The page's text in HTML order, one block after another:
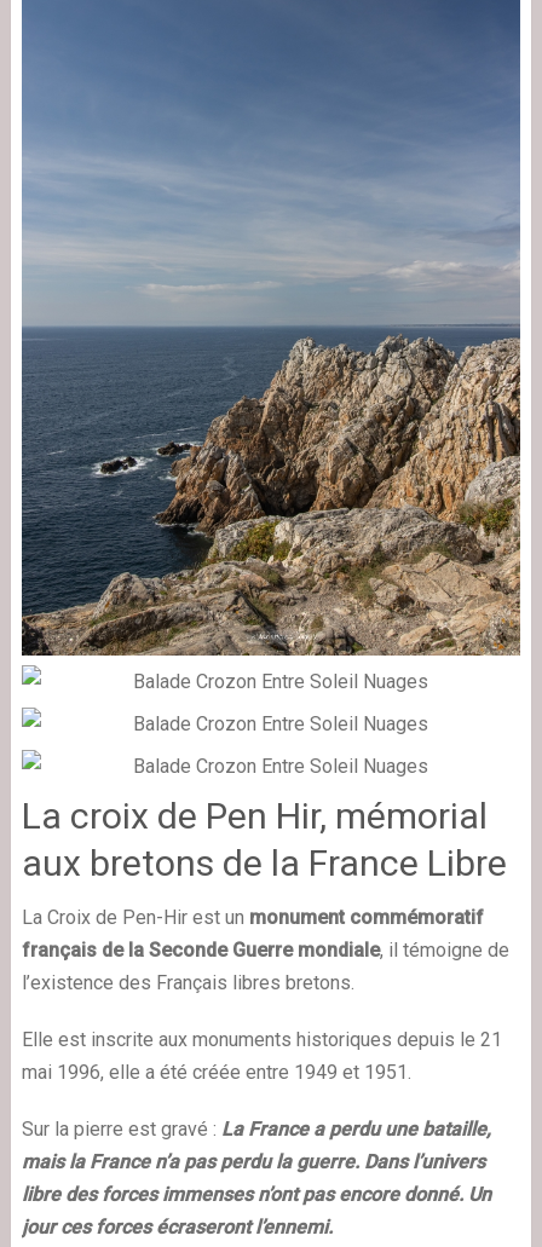
La croix de Pen Hir, mémorial
aux bretons de la France Libre
La Croix de Pen-Hir est un monument commémoratif
français de la Seconde Guerre mondiale, il témoigne de
l’existence des Français libres bretons.
Elle est inscrite aux monuments historiques depuis le 21
mai 1996, elle a été créée entre 1949 et 1951.
Sur la pierre est gravé : La France a perdu une bataille,
mais la France n’a pas perdu la guerre. Dans l’univers
libre des forces immenses n’ont pas encore donné. Un
jour ces forces écraseront l’ennemi.